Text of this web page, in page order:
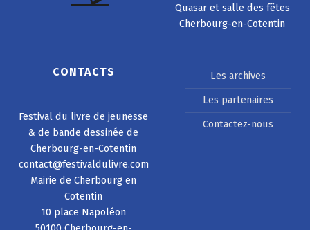
Quasar et salle des fêtes
Cherbourg-en-Cotentin
CONTACTS
Festival du livre de jeunesse
& de bande dessinée de
Cherbourg-en-Cotentin
contact@festivaldulivre.com
Mairie de Cherbourg en
Cotentin
10 place Napoléon
Les archives
Les partenaires
Contactez-nous